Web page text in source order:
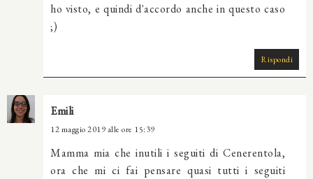
ho visto, e quindi d'accordo anche in questo caso
;)
Rispondi
Emili
12 maggio 2019 alle ore 15:39
Mamma mia che inutili i seguiti di Cenerentola,
ora che mi ci fai pensare quasi tutti i seguiti